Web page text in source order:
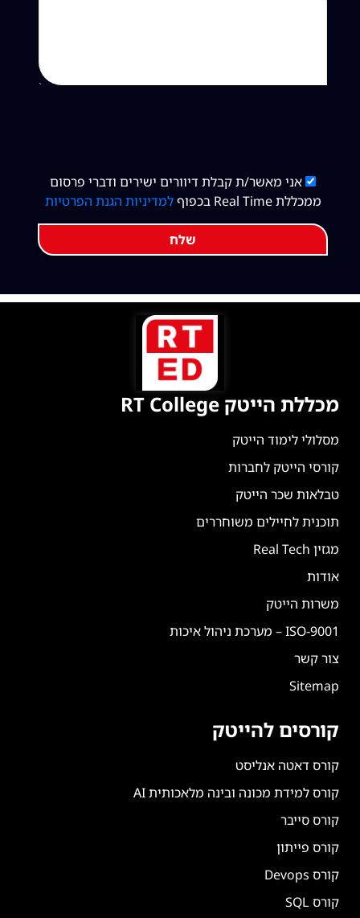
אני מאשר/ת קבלת דיוורים ישירים ודברי פרסום
ממכללת Real Time בכפוף
למדיניות הגנת הפרטיות
שלח
מכללת הייטק RT College
מסלולי לימוד הייטק
קורסי הייטק לחברות
טבלאות שכר הייטק
תוכנית לחיילים משוחררים
מגזין Real Tech
אודות
משרות הייטק
ISO-9001 – מערכת ניהול איכות
צור קשר
Sitemap
קורסים להייטק
קורס דאטה אנליסט
קורס למידת מכונה ובינה מלאכותית AI
קורס סייבר
קורס פייתון
קורס Devops
קורס SQL